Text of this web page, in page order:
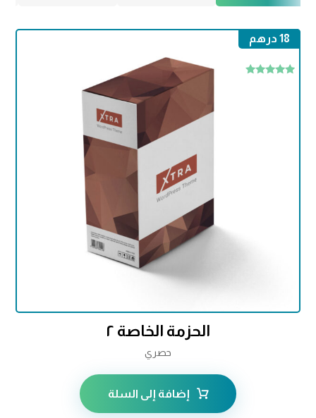
الحزمة الخاصة ٢
حصري
18 درهم
إضافة إلى السلة